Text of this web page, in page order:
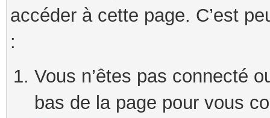
accéder à cette page. C’est
:
Vous n’êtes pas connecté
bas de la page pour vous